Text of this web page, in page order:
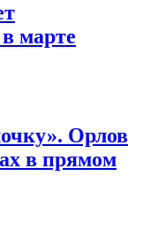
марте
Орлов
в прямом